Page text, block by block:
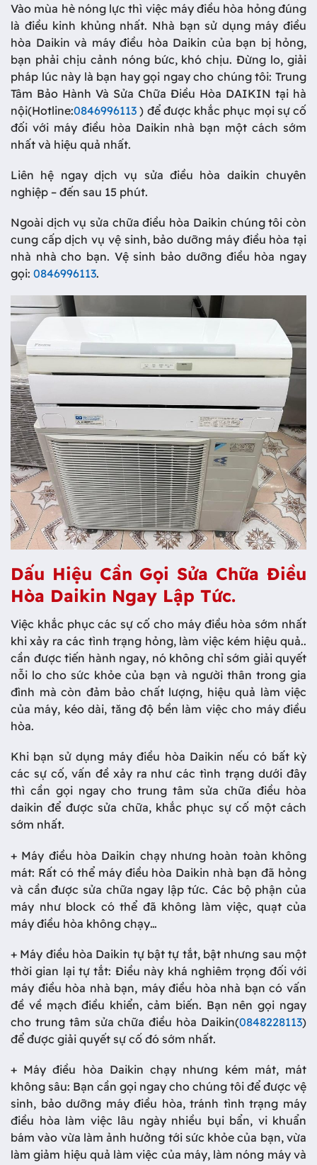
Vào mùa hè nóng lực thì việc máy điều hòa hỏng đúng
là điều kinh khủng nhất. Nhà bạn sử dụng máy điều
hòa Daikin và máy điều hòa Daikin của bạn bị hỏng,
bạn phải chịu cảnh nóng bức, khó chịu. Đừng lo, giải
pháp lúc này là bạn hay gọi ngay cho chúng tôi: Trung
Tâm Bảo Hành Và Sửa Chữa Điều Hòa DAIKIN tại hà
nội(Hotline:0846996113 ) để được khắc phục mọi sự cố
đối với máy điều hòa Daikin nhà bạn một cách sớm
nhất và hiệu quả nhất.
Liên hệ ngay dịch vụ sửa điều hòa daikin chuyên
nghiệp – đến sau 15 phút.
Ngoài dịch vụ sửa chữa điều hòa Daikin chúng tôi còn
cung cấp dịch vụ vệ sinh, bảo dưỡng máy điều hòa tại
nhà nhà cho bạn. Vệ sinh bảo dưỡng điều hòa ngay
gọi: 0846996113.
Dấu Hiệu Cần Gọi Sửa Chữa Điều
Hòa Daikin Ngay Lập Tức.
Việc khắc phục các sự cố cho máy điều hòa sớm nhất
khi xảy ra các tình trạng hỏng, làm việc kém hiệu quả..
cần được tiến hành ngay, nó không chỉ sớm giải quyết
nỗi lo cho sức khỏe của bạn và người thân trong gia
đình mà còn đảm bảo chất lượng, hiệu quả làm việc
của máy, kéo dài, tăng độ bền làm việc cho máy điều
hòa.
Khi bạn sử dụng máy điều hòa Daikin nếu có bất kỳ
các sự cố, vấn đề xảy ra như các tình trạng dưới đây
thì cần gọi ngay cho trung tâm sửa chữa điều hòa
daikin để được sửa chữa, khắc phục sự cố một cách
sớm nhất.
+ Máy điều hòa Daikin chạy nhưng hoàn toàn không
mát: Rất có thể máy điều hòa Daikin nhà bạn đã hỏng
và cần được sửa chữa ngay lập tức. Các bộ phận của
máy như block có thể đã không làm việc, quạt của
máy điều hòa không chạy…
+ Máy điều hòa Daikin tự bật tự tắt, bật nhưng sau một
thời gian lại tự tắt: Điều này khá nghiêm trọng đối với
máy điều hòa nhà bạn, máy điều hòa nhà bạn có vấn
đề về mạch điều khiển, cảm biến. Bạn nên gọi ngay
cho trung tâm sửa chữa điều hòa Daikin(0848228113)
để được giải quyết sự cố đó sớm nhất.
+ Máy điều hòa Daikin chạy nhưng kém mát, mát
không sâu: Bạn cần gọi ngay cho chúng tôi để được vệ
sinh, bảo dưỡng máy điều hòa, tránh tình trạng máy
điều hòa làm việc lâu ngày nhiều bụi bẩn, vi khuẩn
bám vào vừa làm ảnh hưởng tới sức khỏe của bạn, vừa
làm giảm hiệu quả làm việc của máy, làm nóng máy và